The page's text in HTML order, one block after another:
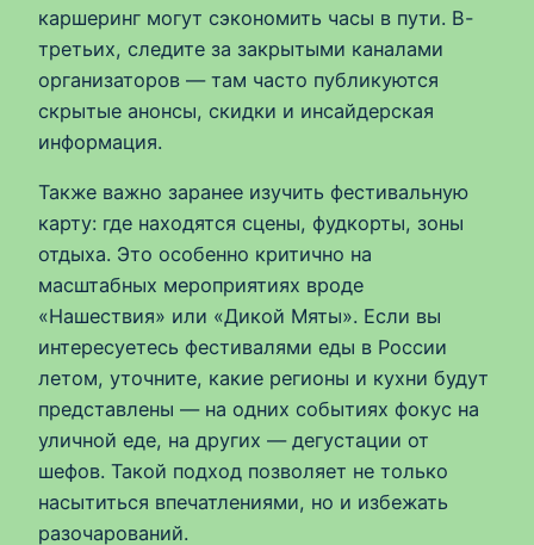
каршеринг могут сэкономить часы в пути. В-
третьих, следите за закрытыми каналами
организаторов — там часто публикуются
скрытые анонсы, скидки и инсайдерская
информация.
Также важно заранее изучить фестивальную
карту: где находятся сцены, фудкорты, зоны
отдыха. Это особенно критично на
масштабных мероприятиях вроде
«Нашествия» или «Дикой Мяты». Если вы
интересуетесь фестивалями еды в России
летом, уточните, какие регионы и кухни будут
представлены — на одних событиях фокус на
уличной еде, на других — дегустации от
шефов. Такой подход позволяет не только
насытиться впечатлениями, но и избежать
разочарований.